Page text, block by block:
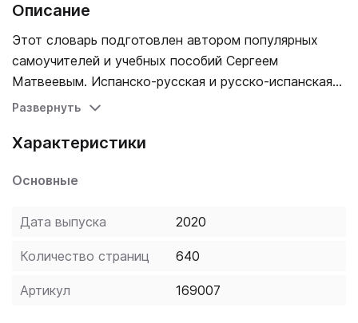
Описание
Этот словарь подготовлен автором популярных
самоучителей и учебных пособий Сергеем
Матвеевым. Испанско-русская и русско-испанская
части содержат примерно по 4 000 наиболее
транскрипцией русскими буквами, причем и в
произношение испанских слов. Издание дополнено
процессе обучения. Словарь предназначен для всех,
кто начинает изучать испанский язык, и может быть
использован на занятиях с преподавателем или при
самостоятельном изучении.
Развернуть
Характеристики
Основные
Дата выпуска 2020
Количество страниц 640
Артикул 169007